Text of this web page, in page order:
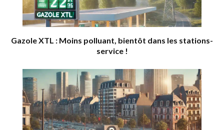
Gazole XTL : Moins polluant, bientôt dans les stations-
service !